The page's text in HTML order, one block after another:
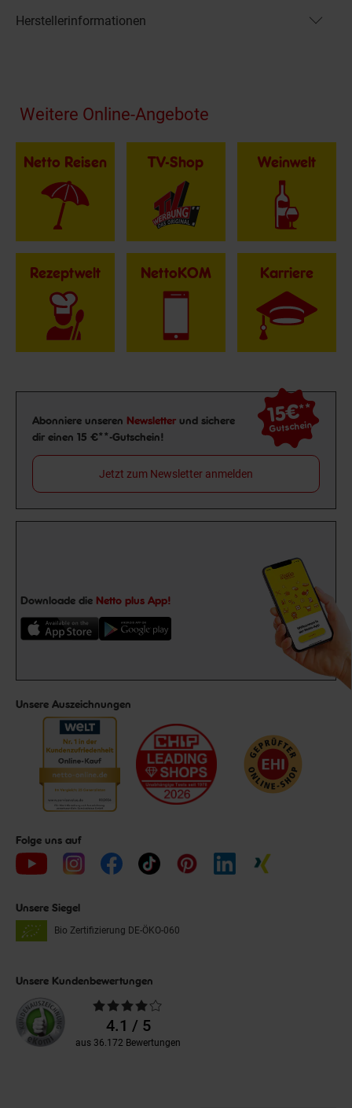
Herstellerinformationen
Fußzeile
Weitere Online-Angebote
Netto Reisen TV-Shop Weinwelt
Rezeptwelt NettoKOM Karriere
Newsletter Anmeldung
Abonniere unseren Newsletter und sichere
dir einen 15 €**-Gutschein!
15€**
Gutschein
Jetzt zum Newsletter anmelden
Downloade die Netto plus App!
Unsere Auszeichnungen
Folge uns auf
Unsere Siegel
Bio Zertifizierung DE-ÖKO-060
Unsere Kundenbewertungen
Durchschnittliche
Bewertungen4.1 / 5
aus 36.172 Bewertungen